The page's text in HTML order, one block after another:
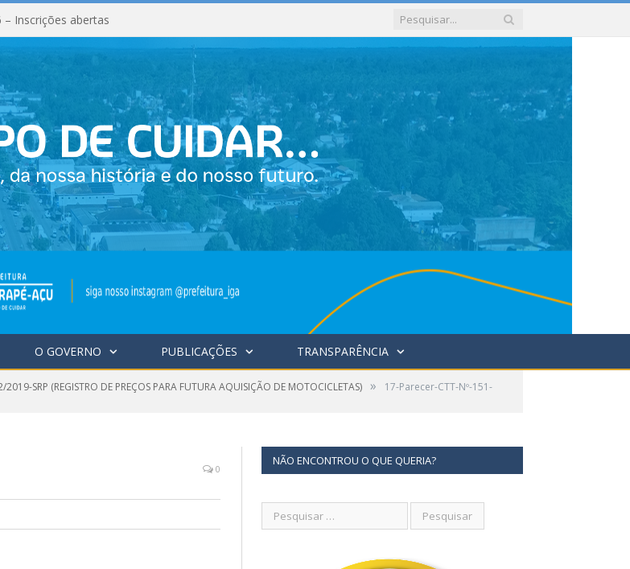
– Inscrições abertas
O GOVERNO PUBLICAÇÕES TRANSPARÊNCIA
2019-SRP (REGISTRO DE PREÇOS PARA FUTURA AQUISIÇÃO DE MOTOCICLETAS) » 17-Parecer-CTT-Nº-151-
0
NÃO ENCONTROU O QUE QUERIA?